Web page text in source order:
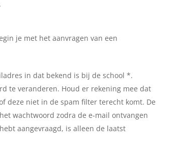
je met het aanvragen van een
in dat bekend is bij de school *.
te veranderen. Houd er rekening mee dat
deze niet in de spam filter terecht komt. De
wachtwoord zodra de e-mail ontvangen
aangevraagd, is alleen de laatst